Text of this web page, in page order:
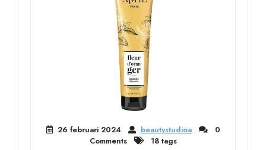
26 februari 2024 beautystudioa
0
Comments
18 tags